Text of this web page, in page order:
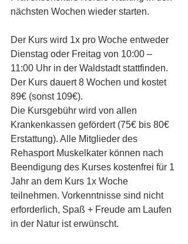
nächsten Wochen wieder starten.
Der Kurs wird 1x pro Woche entweder
Dienstag oder Freitag von 10:00 –
11:00 Uhr in der Waldstadt stattfinden.
Der Kurs dauert 8 Wochen und kostet
89€ (sonst 109€).
Die Kursgebühr wird von allen
Krankenkassen gefördert (75€ bis 80€
Erstattung). Alle Mitglieder des
Rehasport Muskelkater können nach
Beendigung des Kurses kostenfrei für 1
Jahr an dem Kurs 1x Woche
teilnehmen. Vorkenntnisse sind nicht
erforderlich, Spaß + Freude am Laufen
in der Natur ist erwünscht.